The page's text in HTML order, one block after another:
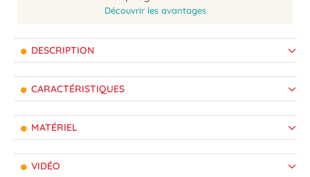
Découvrir les avantages
DESCRIPTION
CARACTÉRISTIQUES
MATÉRIEL
VIDÉO